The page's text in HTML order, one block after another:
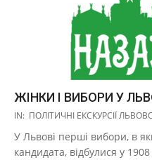
ЖІНКИ І ВИБОРИ У
2017-
27
IN: ПОЛІТИЧНІ ЕКСКУРСІЇ
У Львові перші вибори, в
кандидата, відбулися у